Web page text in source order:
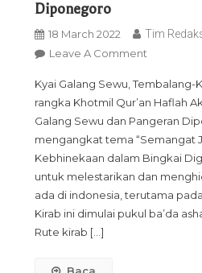
Diponegoro
18 March 2022
Tim
Leave A CommentOn
Santri
2022,
Meriahkan
Acara
Haul
Ki
Ageng
Galang
Kyai Galang Sewu, Tembalang-
rangka Khotmil Qur’an Haflah
Galang Sewu dan Pangeran
mengangkat tema “Semangat
Kebhinekaan dalam Bingkai
untuk melestarikan dan
ada di indonesia, terutama
Kirab ini dimulai pukul ba’da
Rute kirab […]